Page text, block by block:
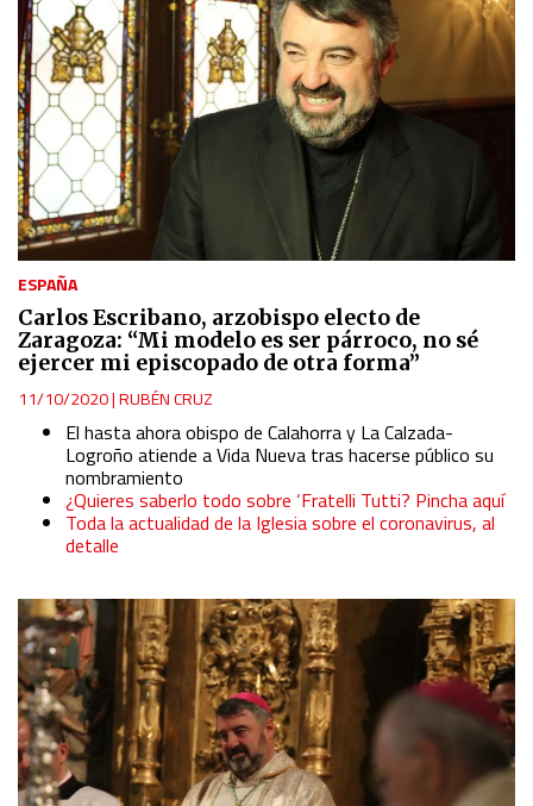
ESPAÑA
Carlos Escribano, arzobispo electo de
Zaragoza: “Mi modelo es ser párroco, no sé
ejercer mi episcopado de otra forma”
11/10/2020|RUBÉN CRUZ
El hasta ahora obispo de Calahorra y La Calzada-
Logroño atiende a Vida Nueva tras hacerse público su
nombramiento
¿Quieres saberlo todo sobre ‘Fratelli Tutti? Pincha aquí
Toda la actualidad de la Iglesia sobre el coronavirus, al
detalle